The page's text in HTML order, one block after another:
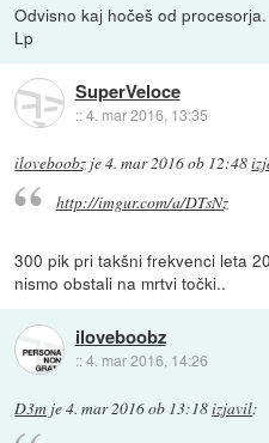
Odvisno kaj hočeš od procesorja.
Lp
SuperVeloce
::4. mar 2016, 13:35
iloveboobz je4. mar 2016 ob 12:48
http://imgur.com/a/DTsNz
300 pik pri takšni frekvenci leta
nismo obstali na mrtvi točki..
iloveboobz
::4. mar 2016, 14:26
D3m je4. mar 2016 ob 13:18izjavil: